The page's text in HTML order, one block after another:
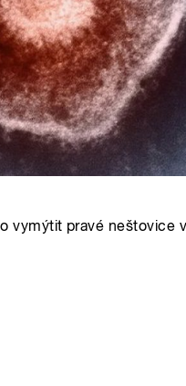
vymýtit pravé neštovice